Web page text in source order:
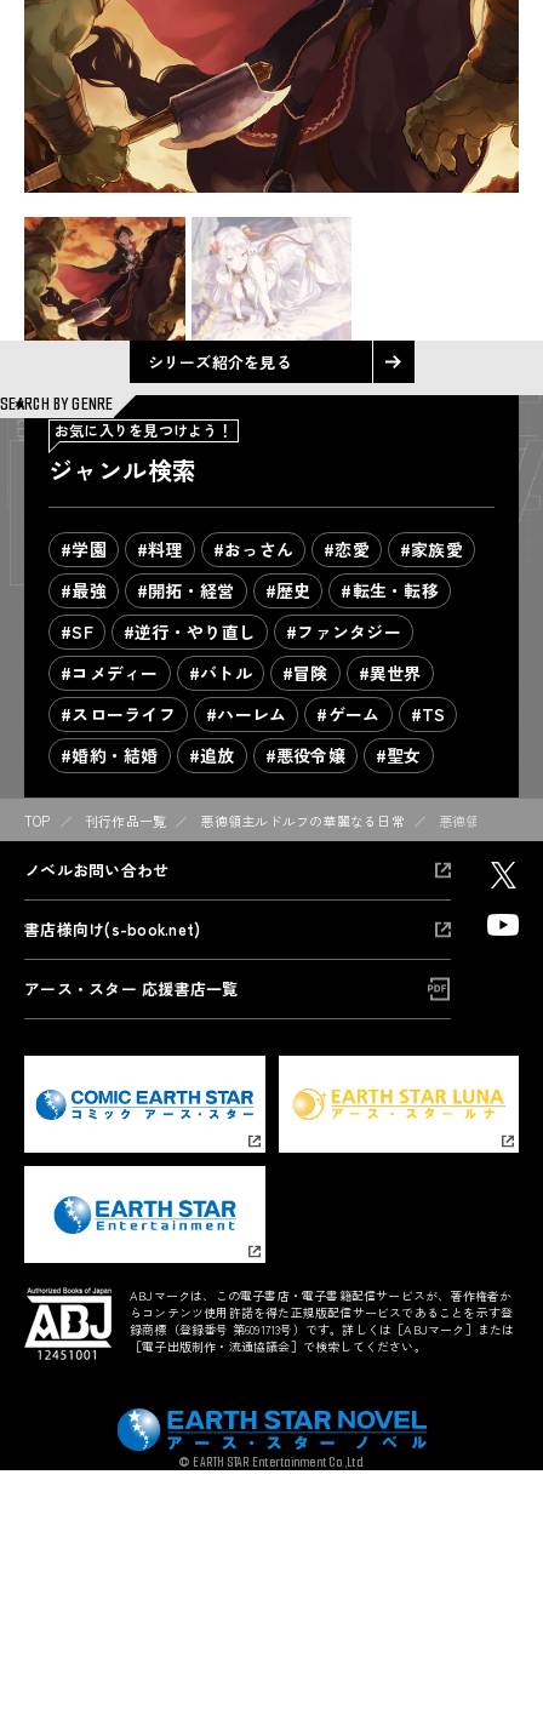
シリーズ紹介を見る
SEARCH BY GENRE
お気に入りを見つけよう！
ジャンル検索
#学園 #料理 #おっさん #恋愛
#家族愛
#最強
#開拓・経営 #歴史
#転生・転移
#SF
#逆行・やり直し
#ファンタジー
#コメディー
#バトル #冒険
#異世界
#スローライフ
#ハーレム #ゲーム
#TS
#婚約・結婚
#追放 #悪役令嬢 #聖女
TOP 刊行作品一覧 悪徳領主ルドルフの華麗なる日常 悪徳領主ルドル
ノベルお問い合わせ
書店様向け(s-book.net)
アース・スター 応援書店一覧
ABJマークは、この電子書店・電子書籍配信サービスが、著作権者か
らコンテンツ使用許諾を得た正規版配信サービスであることを示す登
録商標（登録番号 第6091713号）です。詳しくは［ABJマーク］または
［電子出版制作・流通協議会］で検索してください。
© EARTH STAR Entertainment Co.,Ltd.